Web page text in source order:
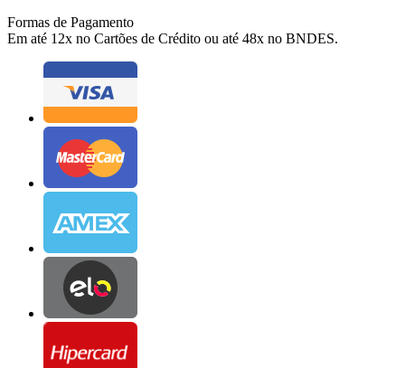
Formas de Pagamento
Em até 12x no Cartões de Crédito ou até 48x no BNDES.